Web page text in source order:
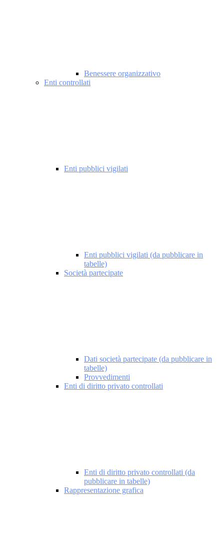
Benessere organizzativo
Enti controllati
Enti pubblici vigilati
Enti pubblici vigilati (da pubblicare in
tabelle)
Società partecipate
Dati società partecipate (da pubblicare in
tabelle)
Provvedimenti
Enti di diritto privato controllati
Enti di diritto privato controllati (da
pubblicare in tabelle)
Rappresentazione grafica